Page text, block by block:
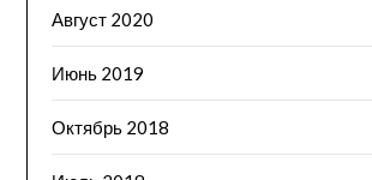
Август 2020
Июнь 2019
Октябрь 2018